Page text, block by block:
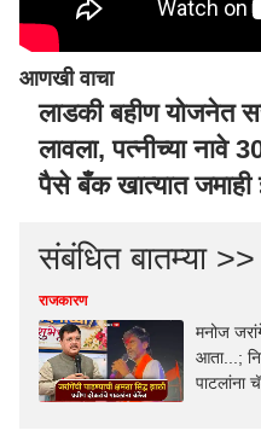
आणखी वाचा
लाडकी बहीण योजनेत
लावला, पत्नीच्या नावे
पैसे बँक खात्यात जमाही
संबंधित बातम्या >>
राजकारण
मनोज
आता...;
पाटलांना